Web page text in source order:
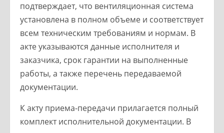
подтверждает, что вентиляционная система
установлена в полном объеме и соответствует
всем техническим требованиям и нормам. В
акте указываются данные исполнителя и
заказчика, срок гарантии на выполненные
работы, а также перечень передаваемой
документации.
К акту приема-передачи прилагается полный
комплект исполнительной документации. В